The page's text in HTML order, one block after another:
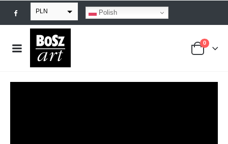
PLN
EUR
USD
Polish
0